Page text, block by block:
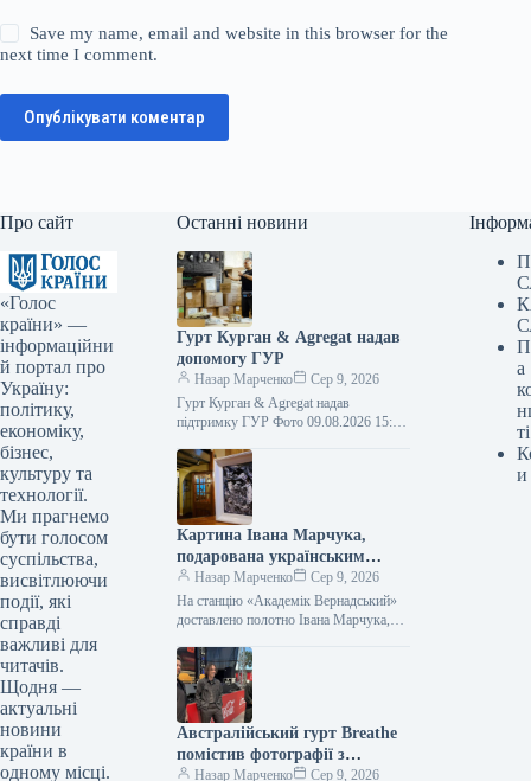
Save my name, email and website in this browser for the
next time I comment.
Опублікувати коментар
Про сайт
«Голос
країни» —
інформаційни
й портал про
Україну:
політику,
економіку,
бізнес,
культуру та
технології.
Ми прагнемо
бути голосом
суспільства,
висвітлюючи
події, які
справді
важливі для
читачів.
Щодня —
актуальні
новини
країни в
одному місці.
Останні новини
Гурт Курган & Agregat надав
допомогу ГУР
Назар Марченко
Сер 9, 2026
Гурт Курган & Agregat надав
підтримку ГУР Фото 09.08.2026 15:11
підрозділу ГУР МО «Артан»
отримали чергову допомогу…
Картина Івана Марчука,
подарована українським
полярникам, прибула на
станцію «Академік
Вернадський».
Назар Марченко
Сер 9, 2026
На станцію «Академік Вернадський»
доставлено полотно Івана Марчука,
полярникам Фото 09.08.2026 15:27
Укрінформ На антарктичну станцію…
Австралійський гурт Breathe
помістив фотографії з
київського концерту на
Назар Марченко Сер 9, 2026
а
ті
и